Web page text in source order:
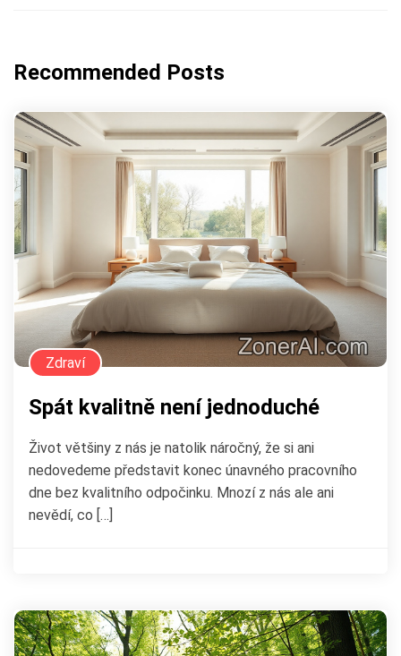
Recommended Posts
Zdraví
Spát kvalitně není jednoduché
Život většiny z nás je natolik náročný, že si ani
nedovedeme představit konec únavného pracovního
dne bez kvalitního odpočinku. Mnozí z nás ale ani
nevědí, co […]